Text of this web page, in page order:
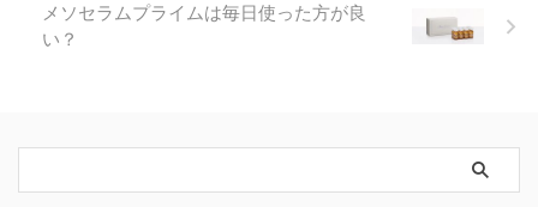
メソセラムプライムは毎日使った方が良
い？